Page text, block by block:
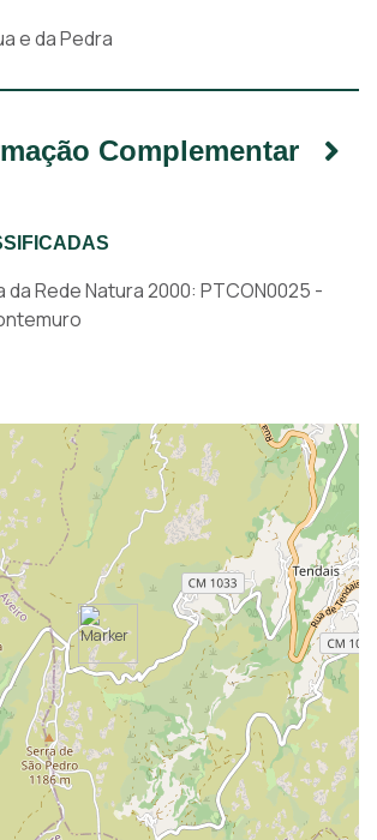
e da Pedra
Complementar
da Rede Natura 2000: PTCON0025 -